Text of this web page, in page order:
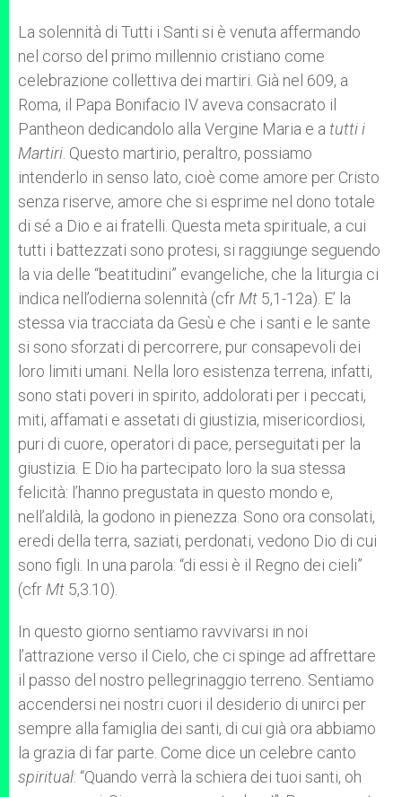
La solennità di Tutti i Santi si è venuta affermando
nel corso del primo millennio cristiano come
celebrazione collettiva dei martiri. Già nel 609, a
Roma, il Papa Bonifacio IV aveva consacrato il
Pantheon dedicandolo alla Vergine Maria e a tutti i
Martiri . Questo martirio, peraltro, possiamo
intenderlo in senso lato, cioè come amore per Cristo
senza riserve, amore che si esprime nel dono totale
di sé a Dio e ai fratelli. Questa meta spirituale, a cui
tutti i battezzati sono protesi, si raggiunge seguendo
la via delle “beatitudini” evangeliche, che la liturgia ci
indica nell’odierna solennità (cfr Mt 5,1-12a). E’ la
stessa via tracciata da Gesù e che i santi e le sante
si sono sforzati di percorrere, pur consapevoli dei
loro limiti umani. Nella loro esistenza terrena, infatti,
sono stati poveri in spirito, addolorati per i peccati,
miti, affamati e assetati di giustizia, misericordiosi,
puri di cuore, operatori di pace, perseguitati per la
giustizia. E Dio ha partecipato loro la sua stessa
felicità: l’hanno pregustata in questo mondo e,
nell’aldilà, la godono in pienezza. Sono ora consolati,
eredi della terra, saziati, perdonati, vedono Dio di cui
sono figli. In una parola: “di essi è il Regno dei cieli”
(cfr Mt 5,3.10).
In questo giorno sentiamo ravvivarsi in noi
l’attrazione verso il Cielo, che ci spinge ad affrettare
il passo del nostro pellegrinaggio terreno. Sentiamo
accendersi nei nostri cuori il desiderio di unirci per
sempre alla famiglia dei santi, di cui già ora abbiamo
la grazia di far parte. Come dice un celebre canto
spiritual: “Quando verrà la schiera dei tuoi santi, oh